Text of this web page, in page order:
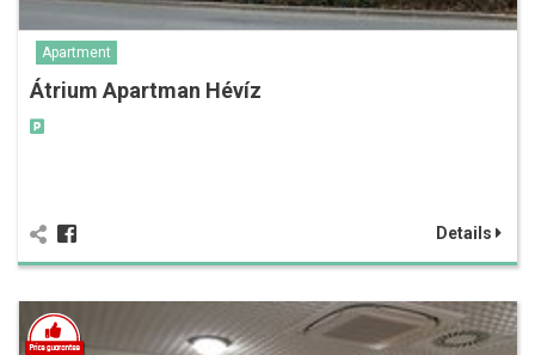
Apartment
Átrium Apartman Hévíz
Details